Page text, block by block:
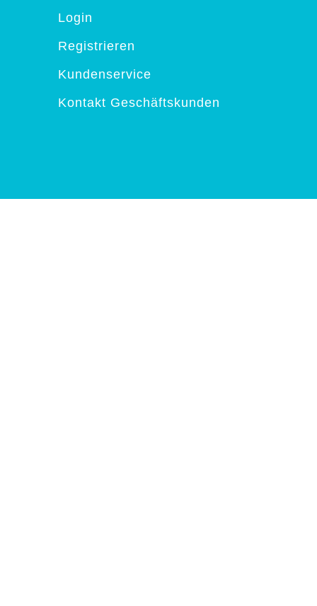
Login
Registrieren
Kundenservice
Kontakt Geschäftskunden